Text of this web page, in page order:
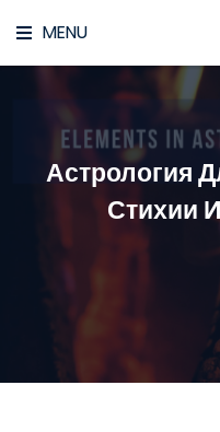
MENU
Астрология
Стихии